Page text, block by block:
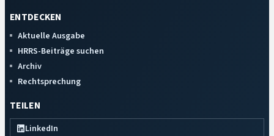
ENTDECKEN
Aktuelle Ausgabe
HRRS-Beiträge suchen
Archiv
Rechtsprechung
TEILEN
LinkedIn